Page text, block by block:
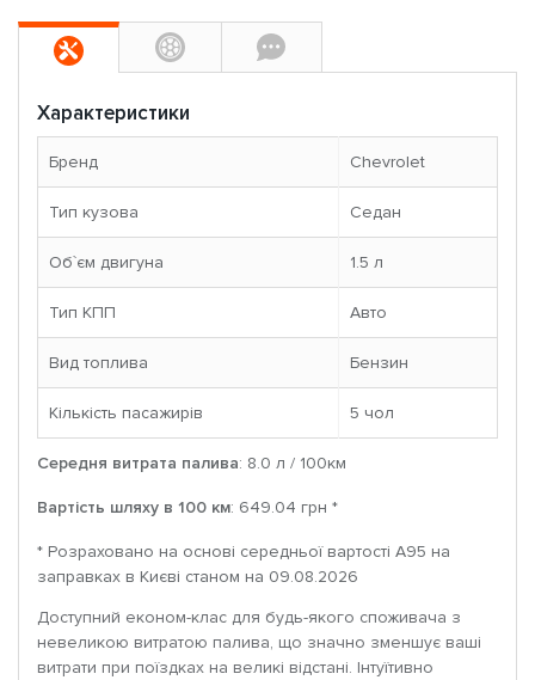
Характеристики
Бренд Chevrolet
Тип кузова Седан
Об`єм двигуна 1.5 л
Тип КПП Авто
Вид топлива Бензин
Кількість пасажирів 5 чoл
Середня витрата палива: 8.0 л / 100км
Вартість шляху в 100 км: 649.04 грн *
* Розраховано на основі середньої вартості A95 на
заправках в Києві станом на 09.08.2026
Доступний економ-клас для будь-якого споживача з
невеликою витратою палива, що значно зменшує ваші
витрати при поїздках на великі відстані. Інтуїтивно